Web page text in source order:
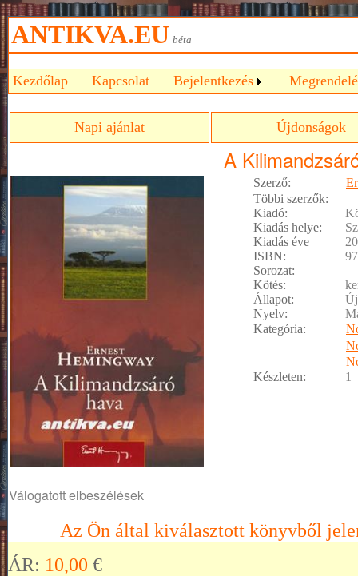
ANTIKVA.EU béta
Kezdőlap Kapcsolat Bejelentkezés
Napi ajánlat Újdonságok
A
Szerző:
Többi szerzők:
Kiadó:
Kiadás helye:
Kiadás éve
ISBN:
Sorozat:
Kötés:
Állapot:
Nyelv:
Kategória:
Készleten:
1
Válogatott elbeszélések
Az Ön által kiválasztott könyvből
ÁR: 10,00 €